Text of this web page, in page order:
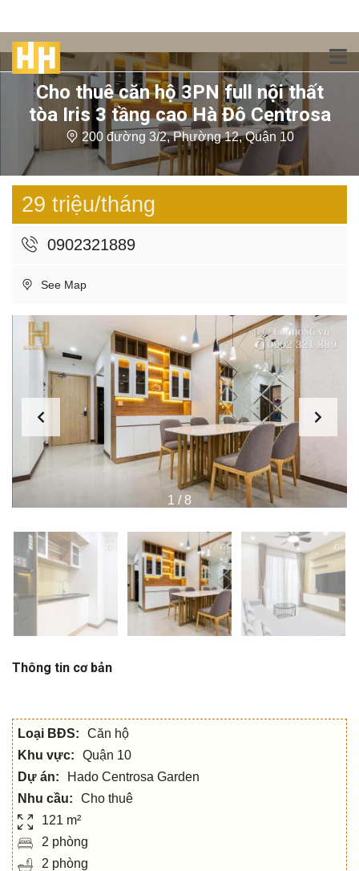
Cho thuê căn hộ 3PN full nội thất
tòa Iris 3 tầng cao Hà Đô Centrosa
200 đường 3/2, Phường 12, Quận 10
29 triệu/tháng
0902321889
See Map
1 /8
Thông tin cơ bản
Loại BĐS:
Căn hộ
Khu vực:
Quận 10
Dự án:
Hado Centrosa Garden
Nhu cầu:
Cho thuê
121 m²
2 phòng
2 phòng